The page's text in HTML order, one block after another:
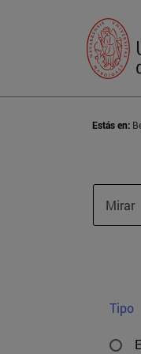
Estás en:
Mirar
Tipo